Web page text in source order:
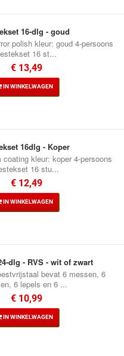
16-dlg - goud
polish kleur: goud 4-persoons
16 st...
€ 13,49
IN WINKELWAGEN
16dlg - Koper
coating kleur: koper 4-persoons
16 stu...
€ 12,49
IN WINKELWAGEN
dlg - RVS - wit of zwart
bevat 6 messen, 6
6 lepels en 6 ...
€ 10,99
IN WINKELWAGEN